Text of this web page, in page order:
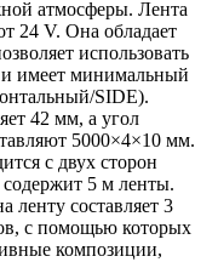
атмосферы. Лента
24 V. Она обладает
использовать
имеет минимальный
SIDE).
42 мм, а угол
5000×4×10 мм.
с двух сторон
5 м ленты.
ленту составляет 3
с помощью которых
композиции,